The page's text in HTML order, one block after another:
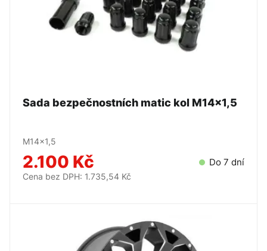
M14x1,5
2.100 Kč Do 7 dní
Cena bez DPH: 1.735,54 Kč